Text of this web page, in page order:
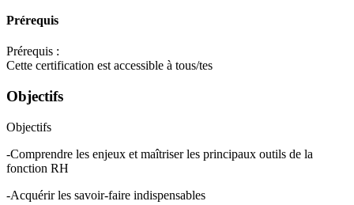
Prérequis
Prérequis :
Cette certification est accessible à tous/tes
Objectifs
Objectifs
-Comprendre les enjeux et maîtriser les principaux outils de la
fonction RH
-Acquérir les savoir-faire indispensables